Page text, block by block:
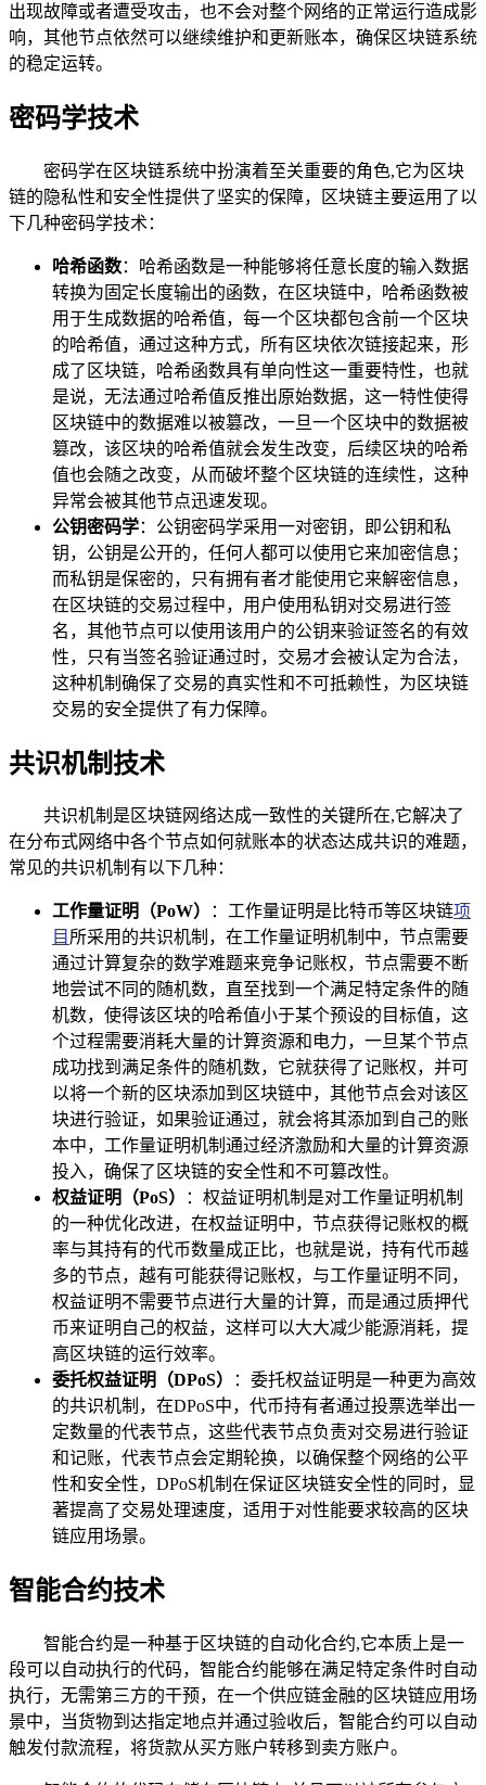
出现故障或者遭受攻击，也不会对整个网络的正常运行造成影
响，其他节点依然可以继续维护和更新账本，确保区块链系统
的稳定运转。
密码学技术
密码学在区块链系统中扮演着至关重要的角色,它为区块
链的隐私性和安全性提供了坚实的保障，区块链主要运用了以
下几种密码学技术：
哈希函数：哈希函数是一种能够将任意长度的输入数据
转换为固定长度输出的函数，在区块链中，哈希函数被
用于生成数据的哈希值，每一个区块都包含前一个区块
的哈希值，通过这种方式，所有区块依次链接起来，形
成了区块链，哈希函数具有单向性这一重要特性，也就
是说，无法通过哈希值反推出原始数据，这一特性使得
区块链中的数据难以被篡改，一旦一个区块中的数据被
篡改，该区块的哈希值就会发生改变，后续区块的哈希
值也会随之改变，从而破坏整个区块链的连续性，这种
异常会被其他节点迅速发现。
公钥密码学：公钥密码学采用一对密钥，即公钥和私
钥，公钥是公开的，任何人都可以使用它来加密信息；
而私钥是保密的，只有拥有者才能使用它来解密信息，
在区块链的交易过程中，用户使用私钥对交易进行签
名，其他节点可以使用该用户的公钥来验证签名的有效
性，只有当签名验证通过时，交易才会被认定为合法，
这种机制确保了交易的真实性和不可抵赖性，为区块链
交易的安全提供了有力保障。
共识机制技术
共识机制是区块链网络达成一致性的关键所在,它解决了
在分布式网络中各个节点如何就账本的状态达成共识的难题，
常见的共识机制有以下几种：
工作量证明（PoW） ：工作量证明是比特币等区块链项
目 所采用的共识机制，在工作量证明机制中，节点需要
通过计算复杂的数学难题来竞争记账权，节点需要不断
地尝试不同的随机数，直至找到一个满足特定条件的随
机数，使得该区块的哈希值小于某个预设的目标值，这
个过程需要消耗大量的计算资源和电力，一旦某个节点
成功找到满足条件的随机数，它就获得了记账权，并可
以将一个新的区块添加到区块链中，其他节点会对该区
块进行验证，如果验证通过，就会将其添加到自己的账
本中，工作量证明机制通过经济激励和大量的计算资源
投入，确保了区块链的安全性和不可篡改性。
权益证明（PoS）
：权益证明机制是对工作量证明机制
的一种优化改进，在权益证明中，节点获得记账权的概
率与其持有的代币数量成正比，也就是说，持有代币越
多的节点，越有可能获得记账权，与工作量证明不同，
权益证明不需要节点进行大量的计算，而是通过质押代
币来证明自己的权益，这样可以大大减少能源消耗，提
高区块链的运行效率。
委托权益证明（DPoS）
：委托权益证明是一种更为高效
的共识机制，在DPoS中，代币持有者通过投票选举出一
定数量的代表节点，这些代表节点负责对交易进行验证
和记账，代表节点会定期轮换，以确保整个网络的公平
性和安全性，DPoS机制在保证区块链安全性的同时，显
著提高了交易处理速度，适用于对性能要求较高的区块
链应用场景。
智能合约技术
智能合约是一种基于区块链的自动化合约,它本质上是一
段可以自动执行的代码，智能合约能够在满足特定条件时自动
执行，无需第三方的干预，在一个供应链金融的区块链应用场
景中，当货物到达指定地点并通过验收后，智能合约可以自动
触发付款流程，将货款从买方账户转移到卖方账户。